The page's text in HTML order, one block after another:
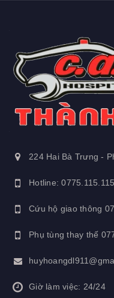
224 Hai Bà Trưng -
Hotline: 0775.115.115
Cứu hộ giao thông
Phụ tùng thay thế
Giờ làm việc: 24/24